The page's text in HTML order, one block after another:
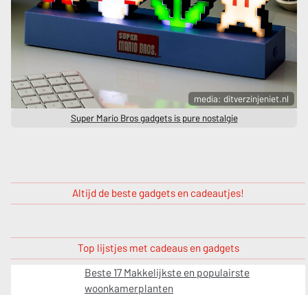
media: ditverzinjeniet.nl
Super Mario Bros gadgets is pure nostalgie
Altijd de beste gadgets en cadeautjes!
Top lijstjes met cadeaus en gadgets
Beste 17 Makkelijkste en populairste
woonkamerplanten